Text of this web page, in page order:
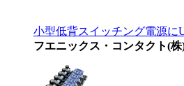
小型低背スイッチング電源
フエニックス・コンタクト(株